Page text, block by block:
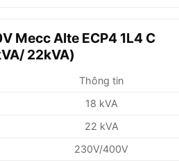
Mecc Alte ECP4 1L4 C
22kVA)
Thông tin
18 kVA
22 kVA
230V/400V